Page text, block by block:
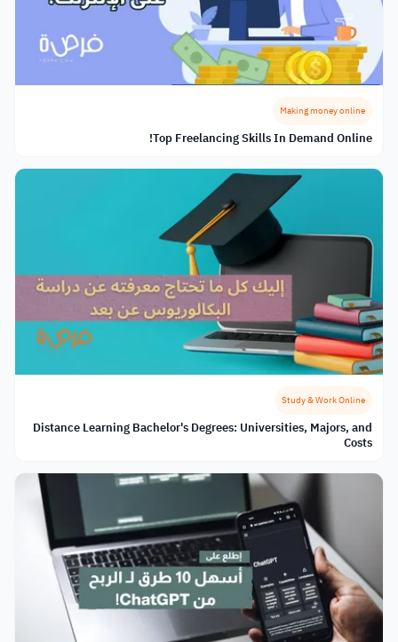
Making money online
Top Freelancing Skills In Demand Online!
Study & Work Online
Distance Learning Bachelor's Degrees: Universities, Majors, and
Costs